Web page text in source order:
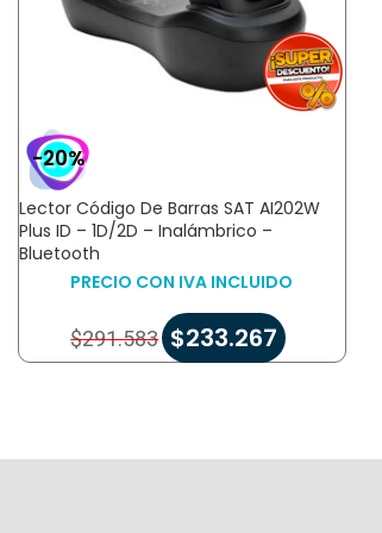
-20%
Lector Código De Barras SAT AI202W
Plus ID – 1D/2D – Inalámbrico –
Bluetooth
PRECIO CON IVA INCLUIDO
$291.583 $233.267